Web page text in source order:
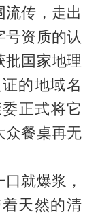
传，走出
号资质的认
批国家地理
的地域名
正式将它
众餐桌再无
就爆浆，
天然的清